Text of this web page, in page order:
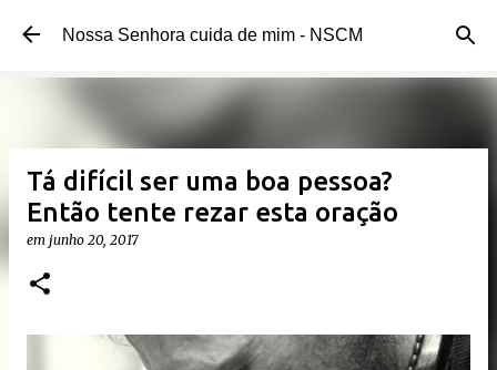
Pular para o conteúdo principal
Nossa Senhora cuida de mim - NSCM
Tá difícil ser uma boa pessoa?
Então tente rezar esta oração
em junho 20, 2017